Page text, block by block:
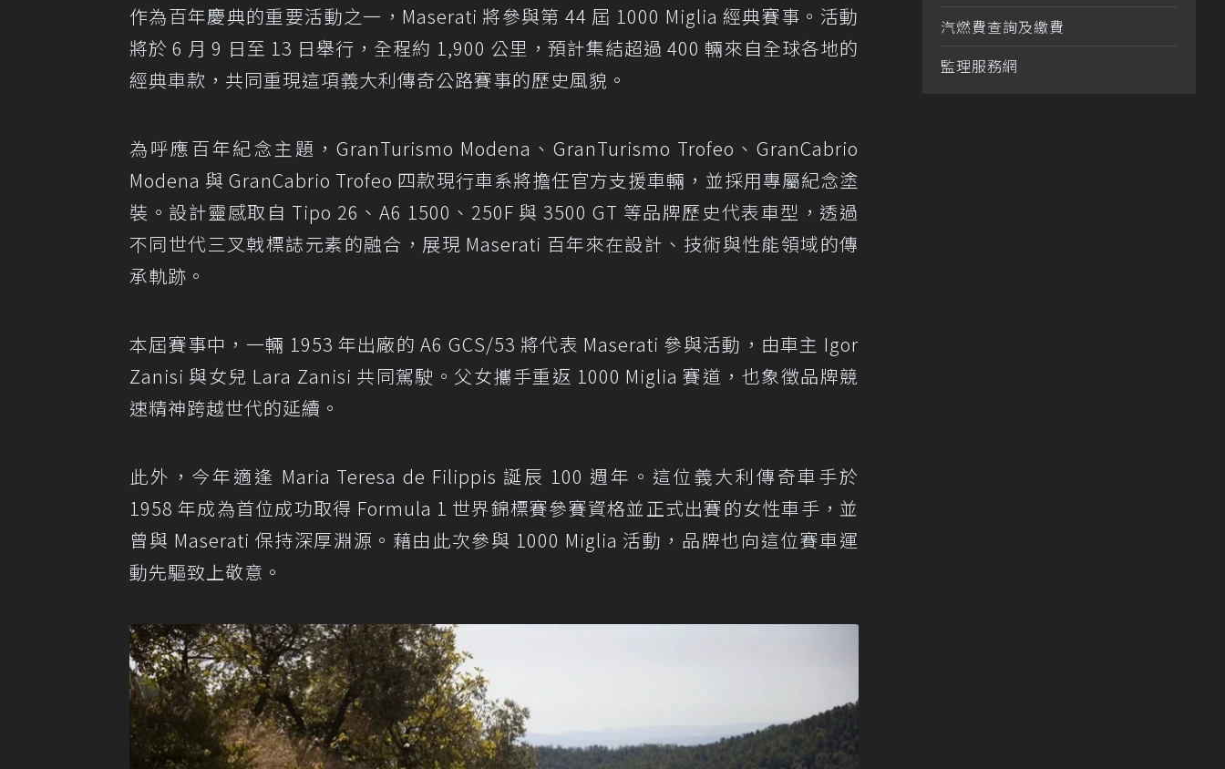
作為百年慶典的重要活動之一，Maserati 將參與第 44 屆 1000 Miglia 經典賽事。活動
將於 6 月 9 日至 13 日舉行，全程約 1,900 公里，預計集結超過 400 輛來自全球各地的
經典車款，共同重現這項義大利傳奇公路賽事的歷史風貌。
為呼應百年紀念主題，GranTurismo Modena、GranTurismo Trofeo、GranCabrio
Modena 與 GranCabrio Trofeo 四款現行車系將擔任官方支援車輛，並採用專屬紀念塗
裝。設計靈感取自 Tipo 26、A6 1500、250F 與 3500 GT 等品牌歷史代表車型，透過
不同世代三叉戟標誌元素的融合，展現 Maserati 百年來在設計、技術與性能領域的傳
承軌跡。
本屆賽事中，一輛 1953 年出廠的 A6 GCS/53 將代表 Maserati 參與活動，由車主 Igor
Zanisi 與女兒 Lara Zanisi 共同駕駛。父女攜手重返 1000 Miglia 賽道，也象徵品牌競
速精神跨越世代的延續。
此外，今年適逢 Maria Teresa de Filippis 誕辰 100 週年。這位義大利傳奇車手於
1958 年成為首位成功取得 Formula 1 世界錦標賽參賽資格並正式出賽的女性車手，並
曾與 Maserati 保持深厚淵源。藉由此次參與 1000 Miglia 活動，品牌也向這位賽車運
動先驅致上敬意。
汽燃費查詢及繳費
監理服務網